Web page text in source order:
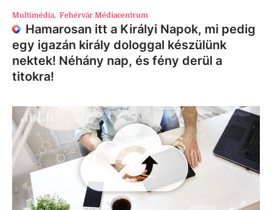
Multimédia, Fehérvár Médiacentrum
Hamarosan itt a Királyi Napok, mi pedig
egy igazán király dologgal készülünk
nektek! Néhány nap, és fény derül a
titokra!